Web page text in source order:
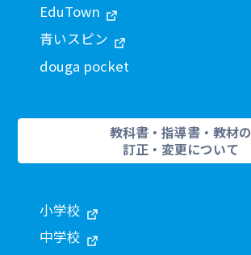
EduTown
青いスピン
douga pocket
教科書・指導書・教材の
訂正・変更について
小学校
中学校